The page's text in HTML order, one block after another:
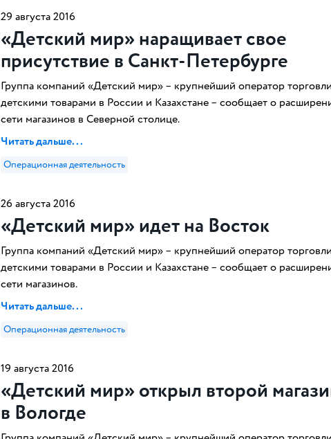
29 августа 2016
«Детский мир» наращивает свое
присутствие в Санкт-Петербурге
Группа компаний «Детский мир» – крупнейший оператор
детскими товарами в России и Казахстане – сообщает о
сети магазинов в Северной столице.
Читать дальше...
Операционная деятельность
26 августа 2016
«Детский мир» идет на Восток
Группа компаний «Детский мир» – крупнейший оператор
детскими товарами в России и Казахстане – сообщает о
сети магазинов.
Читать дальше...
Операционная деятельность
19 августа 2016
«Детский мир» открыл второй
в Вологде